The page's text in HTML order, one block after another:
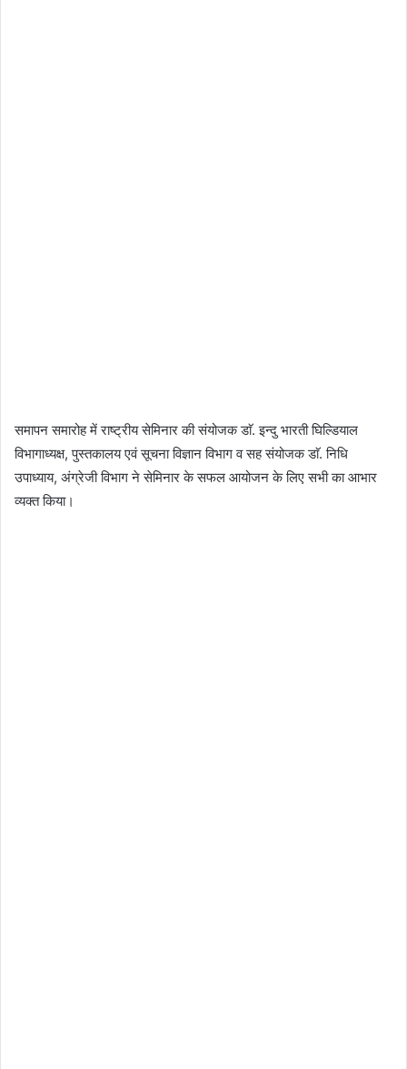
समापन समारोह में राष्ट्रीय सेमिनार की संयोजक डाॅ. इन्दु भारती घिल्डियाल
विभागाध्यक्ष, पुस्तकालय एवं सूचना विज्ञान विभाग व सह संयोजक डाॅ. निधि
उपाध्याय, अंग्रेजी विभाग ने सेमिनार के सफल आयोजन के लिए सभी का आभार
व्यक्त किया।